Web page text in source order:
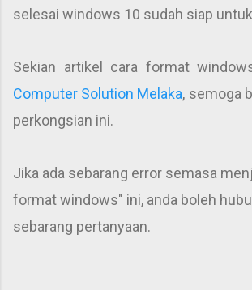
selesai windows 10 sudah siap
Sekian artikel cara format
Computer Solution Melaka, semoga
perkongsian ini.
Jika ada sebarang error semasa
format windows" ini, anda boleh
sebarang pertanyaan.